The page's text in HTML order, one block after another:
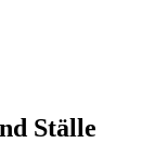
Ställe